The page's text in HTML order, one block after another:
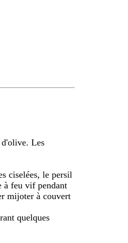
Les
ciselées, le persil
à feu vif pendant
mijoter à couvert
quelques